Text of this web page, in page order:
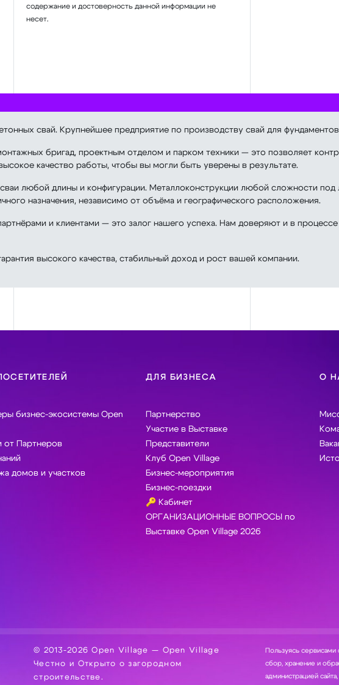
содержание и достоверность данной информации не
несет.
свай. Крупнейшее предприятие по производству свай для
бригад, проектным отделом и парком техники — это позволяет
качество работы, чтобы вы могли быть уверены в результате.
любой длины и конфигурации. Металлоконструкции любой сложности
назначения, независимо от объёма и географического расположения.
и клиентами — это залог нашего успеха. Нам доверяют и в
высокого качества, стабильный доход и рост вашей компании.
бизнес-экосистемы Open
от Партнеров
домов и участков
ДЛЯ БИЗНЕСА
Партнерство
Участие в Выставке
Представители
Клуб Open Village
Бизнес-мероприятия
Бизнес-поездки
🔑 Кабинет
ОРГАНИЗАЦИОННЫЕ ВОПРОСЫ по
Выставке Open Village 2026
О
© 2013-2026 Open Village — Open Village
Честно и Открыто о загородном
строительстве.
Пользуясь сервисами
сбор, хранение и обработку ваших персональных данных
администрацией